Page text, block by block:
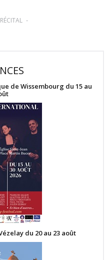
-
de Wissembourg du 15 au
du 20 au 23 août